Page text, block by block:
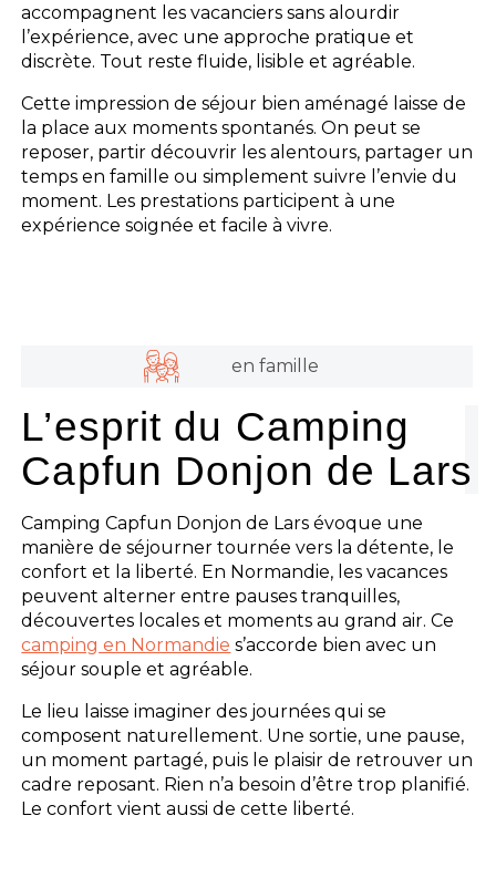
accompagnent les vacanciers sans alourdir
l’expérience, avec une approche pratique et
discrète. Tout reste fluide, lisible et agréable.
Cette impression de séjour bien aménagé laisse de
la place aux moments spontanés. On peut se
reposer, partir découvrir les alentours, partager un
temps en famille ou simplement suivre l’envie du
moment. Les prestations participent à une
expérience soignée et facile à vivre.
en famille
L’esprit du Camping
Capfun Donjon de Lars
Camping Capfun Donjon de Lars évoque une
manière de séjourner tournée vers la détente, le
confort et la liberté. En Normandie, les vacances
peuvent alterner entre pauses tranquilles,
découvertes locales et moments au grand air. Ce
camping en Normandie s’accorde bien avec un
séjour souple et agréable.
Le lieu laisse imaginer des journées qui se
composent naturellement. Une sortie, une pause,
un moment partagé, puis le plaisir de retrouver un
cadre reposant. Rien n’a besoin d’être trop planifié.
Le confort vient aussi de cette liberté.